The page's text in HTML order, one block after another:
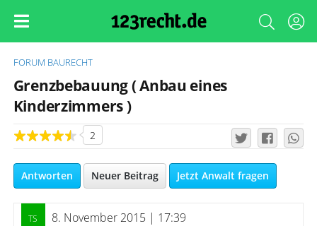
FORUM BAURECHT
Grenzbebauung ( Anbau eines
Kinderzimmers )
2
Antworten Neuer Beitrag Jetzt Anwalt fragen
8. November 2015 | 17:39